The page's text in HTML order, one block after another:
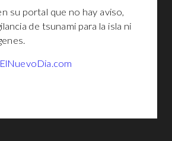
su portal que no hay aviso,
de tsunami para la isla ni
ElNuevoDia.com